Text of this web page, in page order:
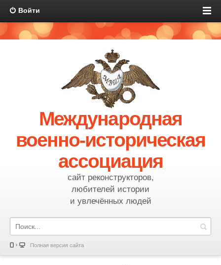
Войти
Международная
военно-историческая
ассоциация
сайт реконструкторов,
любителей истории
и увлечённых людей
Полная версия сайта